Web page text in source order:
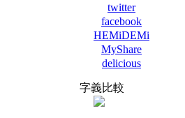
twitter
facebook
HEMiDEMi
MyShare
delicious
字義比較